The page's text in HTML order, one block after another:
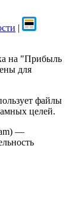
|
на "Прибыль
для
файлы
целей.
—